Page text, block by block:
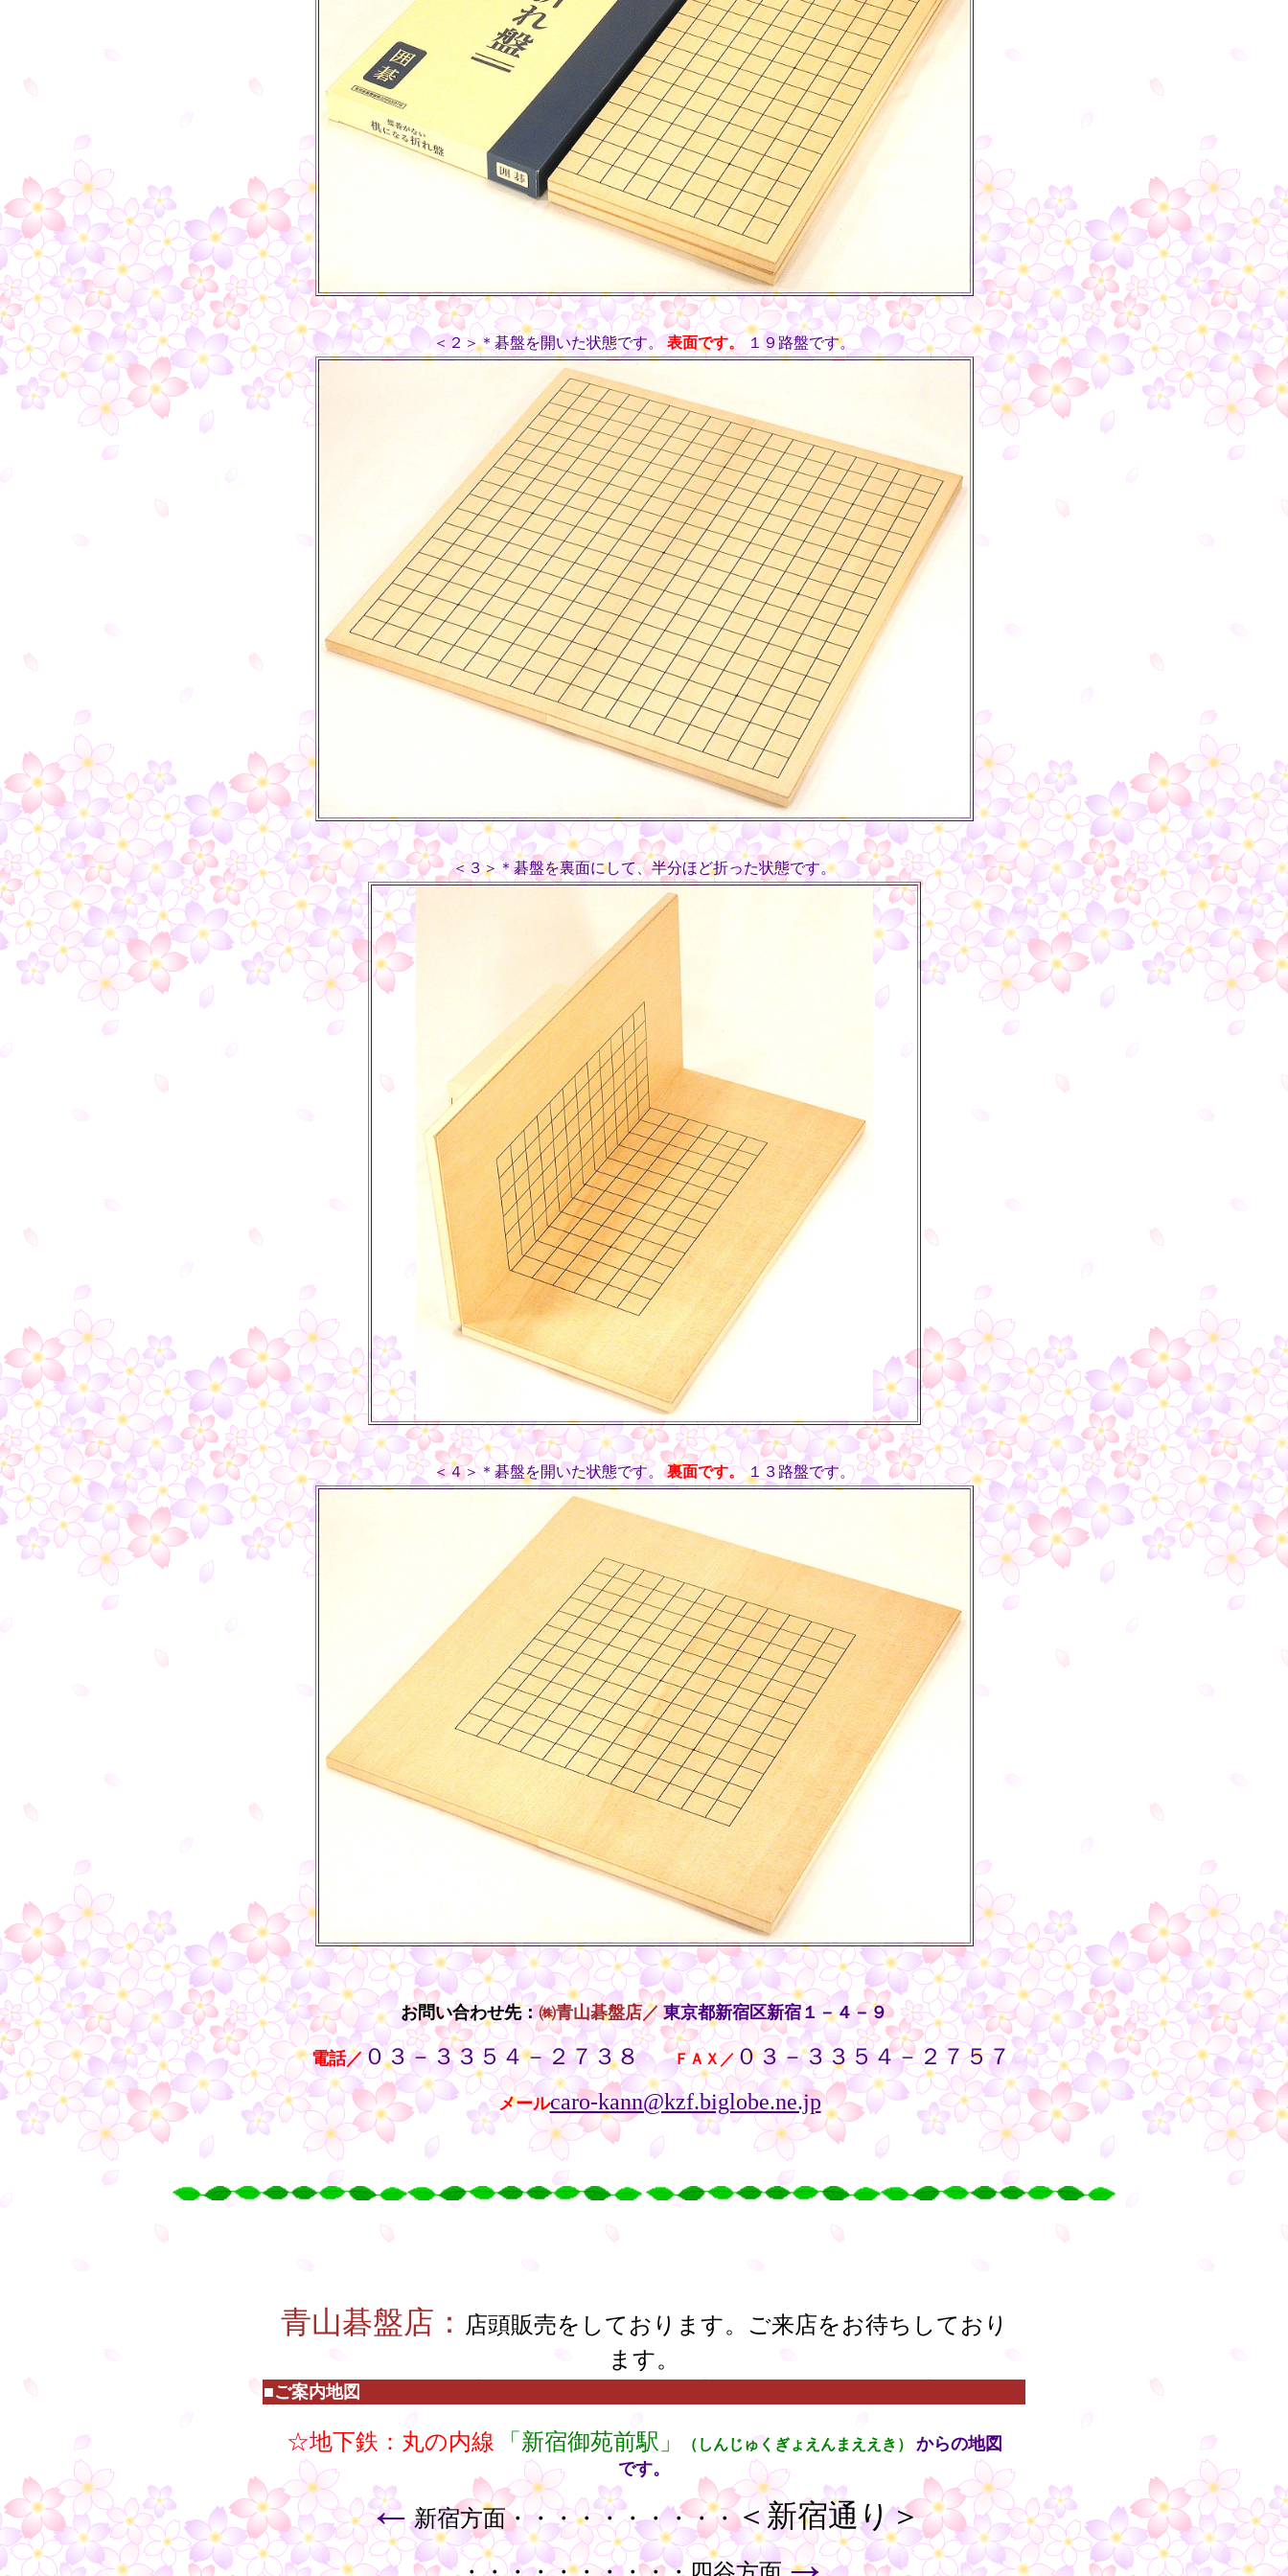
＜２＞＊碁盤を開いた状態です。 表面です。 １９路盤です。
＜３＞＊碁盤を裏面にして、半分ほど折った状態です。
＜４＞＊碁盤を開いた状態です。 裏面です。 １３路盤です。
お問い合わせ先：㈱青山碁盤店／ 東京都新宿区新宿１－４－９
・・電話／０３－３３５４－２７３８ ・・ ＦＡＸ／０３－３３５４－２７５７
・・メールcaro-kann@kzf.biglobe.ne.jp
○
青山碁盤店：
店頭販売をしております。ご来店をお待ちしており
ます。
■ご案内地図
☆地下鉄：丸の内線 「新宿御苑前駅」 （しんじゅくぎょえんまええき）
からの地図
です。
←新宿方面・・・・・・・・・・＜新宿通り＞
→